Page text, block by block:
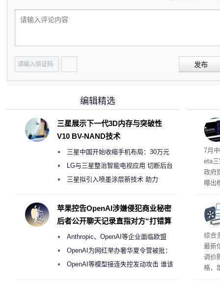
发布
7月
eta
政府
曝出
综合
最新
调价
格，
编辑精选
三星展示下一代3D内存与突破性
V10 BV-NAND技术
三星中国开始收缩手机布局：30万元
月销售额不达标门店 将被逐步清退
LG与三星整治智能电视应用 切断后台
偷偷共享带宽的违规行为
三星拟引入喷墨涂层新技术 助力
度
苹果控告OpenAI涉嫌侵犯商业秘密
后者公开聊天记录直指对方“打错算
Anthropic、OpenAI等企业面临欧盟
《人工智能法案》全新执法权限审查
OpenAI为网红举办奢华夏令营被批：
2000美元一晚 遭讽“反乌托邦”
OpenAI等模型接连失控发动攻击 谁该